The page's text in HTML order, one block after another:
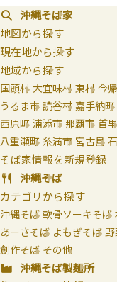
沖縄そば家
地図から探す
現在地から探す
地域から探す
国頭村 大宜味村 東村 今
うるま市 読谷村 嘉手納町
西原町 浦添市 那覇市 首里
八重瀬町 糸満市 宮古島
そば家情報を新規登録
沖縄そば
カテゴリから探す
沖縄そば 軟骨ソーキそば
あーさそば よもぎそば 野
創作そば その他
沖縄そば製麺所